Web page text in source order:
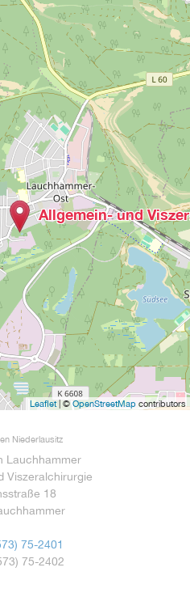
Allgemein- und
Leaflet| © OpenStreetMap contributors
Niederlausitz
Lauchhammer
Viszeralchirurgie
18
75-2401
75-2402